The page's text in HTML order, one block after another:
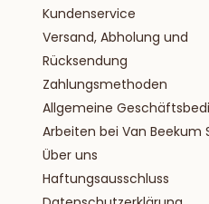
Kundenservice
Versand, Abholung und
Rücksendung
Zahlungsmethoden
Allgemeine
Arbeiten bei Van Beekum
Über uns
Haftungsausschluss